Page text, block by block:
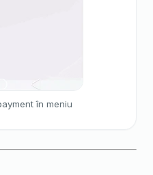
în meniu